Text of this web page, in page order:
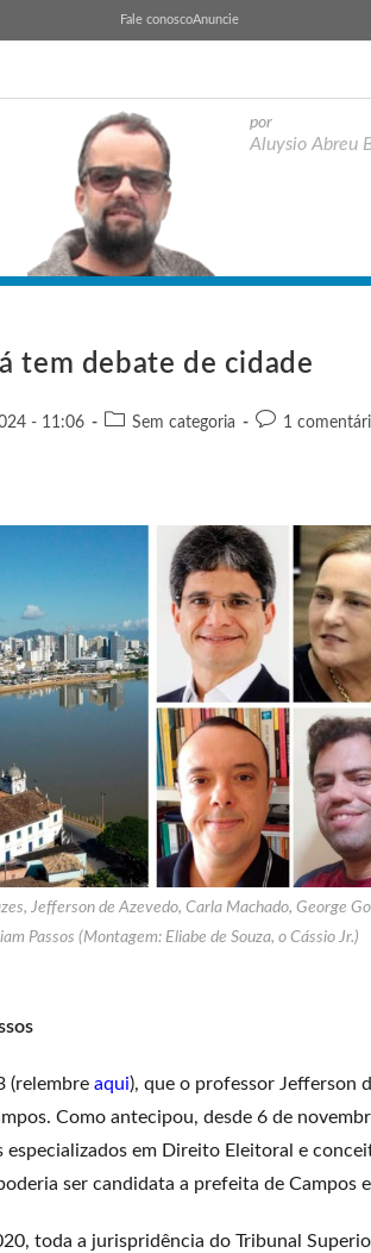
Fale conoscoAnuncie
por
Aluysio Abreu
tem debate de cidade
- 11:06 Sem categoria 1
Jefferson de Azevedo, Carla Machado, George
Passos (Montagem: Eliabe de Souza, o Cássio Jr.)
(relembre aqui), que o professor Jefferson
Como antecipou, desde 6 de
especializados em Direito Eleitoral e
ser candidata a prefeita de Campos
toda a jurispridência do Tribunal